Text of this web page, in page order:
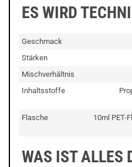
ES WIRD
Geschmack
Stärken
Mischverhältnis
Inhaltsstoffe
Flasche
10ml PET-
WAS IST ALLES